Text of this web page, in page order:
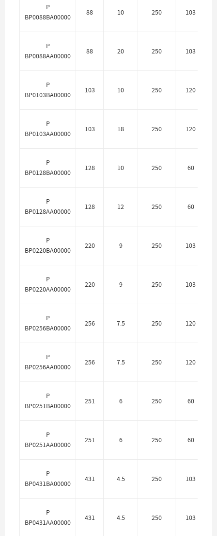
P
BP0088BA00000
88 10 250 103
P
BP0088AA00000
88 20 250 103
P
BP0103BA00000
103 10 250 120
P
BP0103AA00000
103 18 250 120
P
BP0128BA00000
128 10 250 60
P
BP0128AA00000
128 12 250 60
P
BP0220BA00000
220 9 250 103
P
BP0220AA00000
220 9 250 103
P
BP0256BA00000
256 7.5 250 120
P
BP0256AA00000
256 7.5 250 120
P
BP0251BA00000
251 6 250 60
P
BP0251AA00000
251 6 250 60
P
BP0431BA00000
431 4.5 250 103
P
BP0431AA00000
431 4.5 250 103